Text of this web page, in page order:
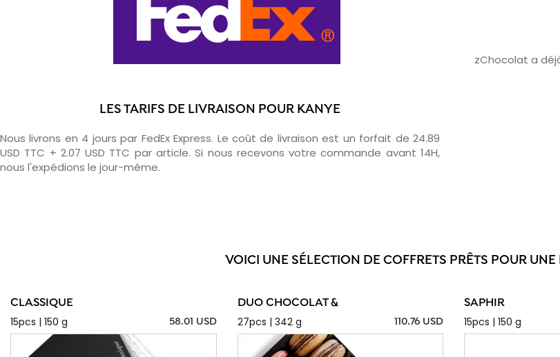
LES TARIFS DE LIVRAISON POUR KANYE
Nous livrons en 4 jours par FedEx Express. Le coût de livraison est un forfait de 24.89
USD TTC + 2.07 USD TTC par article. Si nous recevons votre commande avant 14H,
nous l'expédions le jour-même.
zChocolat a
VOICI UNE SÉLECTION DE COFFRETS PRÊTS POUR
CLASSIQUE
15pcs | 150 g
58.01 USD
DUO CHOCOLAT &
27pcs | 342 g
110.76 USD
SAPHIR
15pcs | 150 g